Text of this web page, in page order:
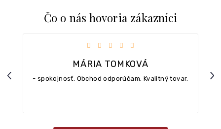
Čo o nás hovoria zákazníci
Previous
MÁRIA TOMKOVÁ
Hodnotenie obchodu je 5 z 5 hviezdičiek.
- spokojnosť. Obchod odporúčam. Kvalitný tovar.